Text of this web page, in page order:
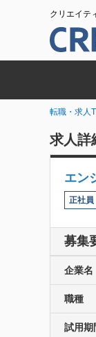
クリエイテ
転職・求人
求人詳
エン
正社員
募集
企業名
職種
試用期